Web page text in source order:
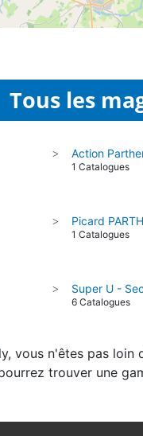
Tous les
> Action
1 Catalogues
> Picard
1 Catalogues
> Super U -
6 Catalogues
vous n'êtes pas
trouver une